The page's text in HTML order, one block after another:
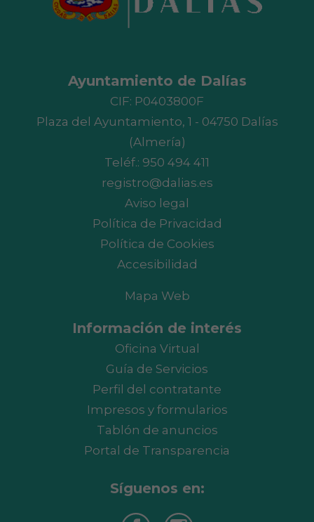
Ayuntamiento de Dalías
CIF: P0403800F
Plaza del Ayuntamiento, 1 - 04750 Dalías
(Almería)
Teléf.: 950 494 411
registro@dalias.es
Aviso legal
Política de Privacidad
Política de Cookies
Accesibilidad
Mapa Web
Información de interés
Oficina Virtual
Guía de Servicios
Perfil del contratante
Impresos y formularios
Tablón de anuncios
Portal de Transparencia
Síguenos en: